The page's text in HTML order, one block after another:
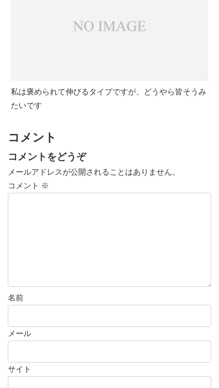
私は褒められて伸びるタイプですが、どうやら皆そうみ
たいです
コメント
コメントをどうぞ
メールアドレスが公開されることはありません。
コメント ※
名前
メール
サイト